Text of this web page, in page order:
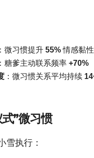
：微习惯提升 55%情感黏性
：糖爹主动联系频率 +70%
：微习惯关系平均持续 14
”微习惯
雪执行：